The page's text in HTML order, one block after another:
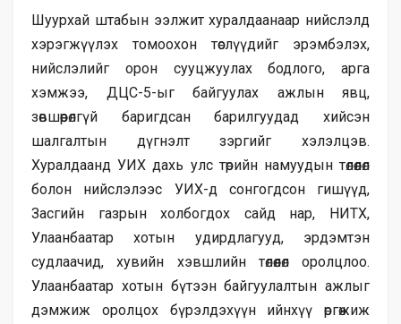
Шуурхай штабын ээлжит хуралдаанаар нийслэлд
хэрэгжүүлэх томоохон төслүүдийг эрэмбэлэх,
нийслэлийг орон сууцжуулах бодлого, арга
хэмжээ, ДЦС-5-ыг байгуулах ажлын явц,
зөвшөөрөлгүй баригдсан барилгуудад хийсэн
шалгалтын дүгнэлт зэргийг хэлэлцэв.
Хуралдаанд УИХ дахь улс төрийн намуудын төлөөлөл
болон нийслэлээс УИХ-д сонгогдсон гишүүд,
Засгийн газрын холбогдох сайд нар, НИТХ,
Улаанбаатар хотын удирдлагууд, эрдэмтэн
судлаачид, хувийн хэвшлийн төлөөлөл оролцлоо.
Улаанбаатар хотын бүтээн байгуулалтын ажлыг
дэмжиж оролцох бүрэлдэхүүн ийнхүү өргөжиж